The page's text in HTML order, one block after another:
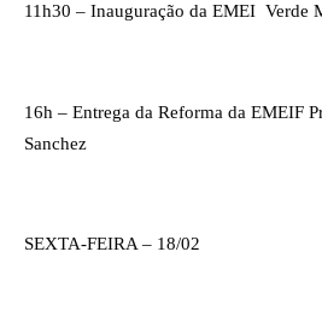
11h30 – Inauguração da EMEI  Verde
16h – Entrega da Reforma da EMEIF
Sanchez
SEXTA-FEIRA – 18/02